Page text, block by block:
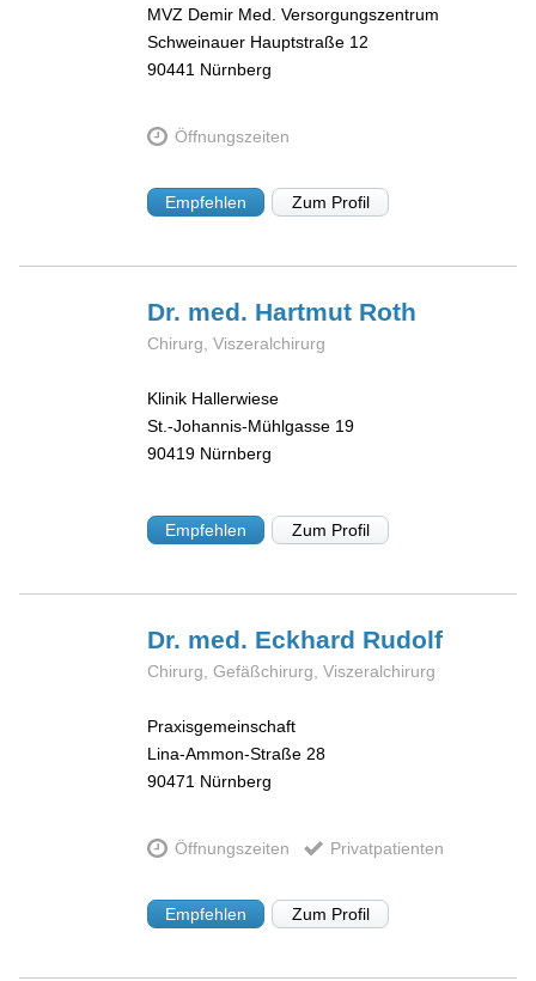
MVZ Demir Med. Versorgungszentrum
Schweinauer Hauptstraße 12
90441 Nürnberg
Öffnungszeiten
Empfehlen Zum Profil
Dr. med. Hartmut Roth
Chirurg, Viszeralchirurg
Klinik Hallerwiese
St.-Johannis-Mühlgasse 19
90419 Nürnberg
Empfehlen Zum Profil
Dr. med. Eckhard Rudolf
Chirurg, Gefäßchirurg, Viszeralchirurg
Praxisgemeinschaft
Lina-Ammon-Straße 28
90471 Nürnberg
Öffnungszeiten Privatpatienten
Empfehlen Zum Profil